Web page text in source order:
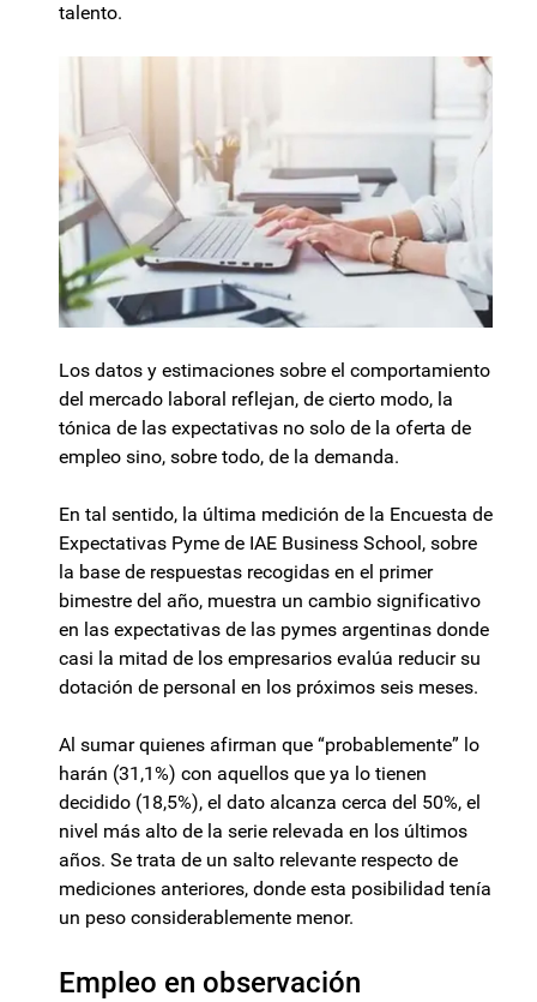
talento.
Los datos y estimaciones sobre el comportamiento
del mercado laboral reflejan, de cierto modo, la
tónica de las expectativas no solo de la oferta de
empleo sino, sobre todo, de la demanda.
En tal sentido, la última medición de la Encuesta de
Expectativas Pyme de IAE Business School, sobre
la base de respuestas recogidas en el primer
bimestre del año, muestra un cambio significativo
en las expectativas de las pymes argentinas donde
casi la mitad de los empresarios evalúa reducir su
dotación de personal en los próximos seis meses.
Al sumar quienes afirman que “probablemente” lo
harán (31,1%) con aquellos que ya lo tienen
decidido (18,5%), el dato alcanza cerca del 50%, el
nivel más alto de la serie relevada en los últimos
años. Se trata de un salto relevante respecto de
mediciones anteriores, donde esta posibilidad tenía
un peso considerablemente menor.
Empleo en observación